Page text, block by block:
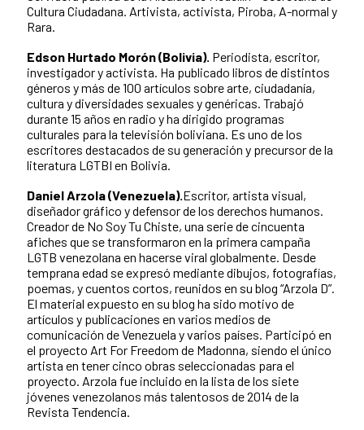
Cultura Ciudadana. Artivista, activista, Piroba, A-normal y
Rara.
Edson Hurtado Morón (Bolivia). Periodista, escritor,
investigador y activista. Ha publicado libros de distintos
géneros y más de 100 artículos sobre arte, ciudadanía,
cultura y diversidades sexuales y genéricas. Trabajó
durante 15 años en radio y ha dirigido programas
culturales para la televisión boliviana. Es uno de los
escritores destacados de su generación y precursor de la
literatura LGTBI en Bolivia.
Daniel Arzola (Venezuela). Escritor, artista visual,
diseñador gráfico y defensor de los derechos humanos.
Creador de No Soy Tu Chiste, una serie de cincuenta
afiches que se transformaron en la primera campaña
LGTB venezolana en hacerse viral globalmente. Desde
temprana edad se expresó mediante dibujos, fotografías,
poemas, y cuentos cortos, reunidos en su blog “Arzola D”.
El material expuesto en su blog ha sido motivo de
artículos y publicaciones en varios medios de
comunicación de Venezuela y varios países. Participó en
el proyecto Art For Freedom de Madonna, siendo el único
artista en tener cinco obras seleccionadas para el
proyecto. Arzola fue incluido en la lista de los siete
jóvenes venezolanos más talentosos de 2014 de la
Revista Tendencia.